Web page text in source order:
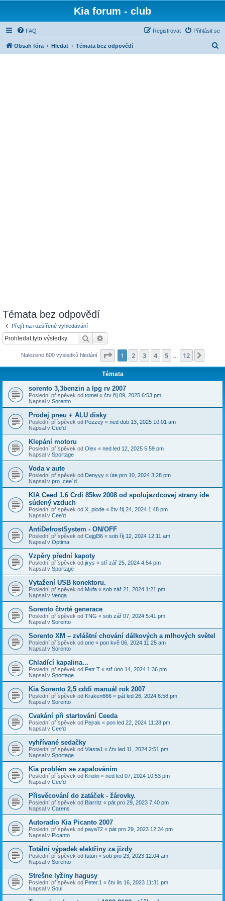
Kia forum - club
FAQ Přihlásit se
Registrovat
Obsah fóra Hledat Témata bez odpovědí
Témata bez odpovědí
Přejít na rozšířené vyhledávání
Hledat
Nalezeno 600 výsledků hledání Stránka z 12
1 2 3 4 5 12
Témata
sorento 3,3benzin a lpg rv 2007
Poslední příspěvek od tomei « čtv říj 09, 2025 6:53 pm
Napsal v Sorento
Prodej pneu + ALU disky
Poslední příspěvek od Pezzey « ned dub 13, 2025 10:01 am
Napsal v Cee'd
Klepání motoru
Poslední příspěvek od Olex « ned led 12, 2025 5:59 pm
Napsal v Sportage
Voda v aute
Poslední příspěvek od Denyyy « úte pro 10, 2024 3:28 pm
Napsal v pro_cee´d
KIA Ceed 1.6 Crdi 85kw 2008 od spolujazdcovej strany ide
súdený vzduch
Poslední příspěvek od X_plode « čtv říj 24, 2024 1:48 pm
Napsal v Cee'd
AntiDefrostSystem - ON/OFF
Poslední příspěvek od Cejgl36 « sob říj 12, 2024 12:11 am
Napsal v Optima
Vzpěry přední kapoty
Poslední příspěvek od jirys « stř zář 25, 2024 4:54 pm
Napsal v Sportage
Vytažení USB konektoru.
Poslední příspěvek od Mufa « sob zář 21, 2024 1:21 pm
Napsal v Venga
Sorento čtvrté generace
Poslední příspěvek od TNG « sob zář 07, 2024 5:41 pm
Napsal v Sorento
Sorento XM – zvláštní chování dálkových a mlhových světel
Poslední příspěvek od one « pon kvě 06, 2024 11:25 am
Napsal v Sorento
Chladící kapalina...
Poslední příspěvek od Petr T « stř úno 14, 2024 1:36 pm
Napsal v Sportage
Kia Sorento 2,5 cddi manuál rok 2007
Poslední příspěvek od Kraken666 « pát led 26, 2024 6:58 pm
Napsal v Sorento
Cvakání při startování Ceeda
Poslední příspěvek od Pejrak « pon led 22, 2024 11:28 pm
Napsal v Cee'd
vyhřívané sedačky
Poslední příspěvek od Vlasta1 « čtv led 11, 2024 2:51 pm
Napsal v Sportage
Kia problém se zapalováním
Poslední příspěvek od Kriolin « ned led 07, 2024 10:53 pm
Napsal v Cee'd
Přisvěcování do zatáček - žárovky.
Poslední příspěvek od Biarritz « pát pro 29, 2023 7:40 pm
Napsal v Carens
Autoradio Kia Picanto 2007
Poslední příspěvek od paya72 « pát pro 29, 2023 12:34 pm
Napsal v Picanto
Totální výpadek elektřiny za jízdy
Poslední příspěvek od tutun « sob pro 23, 2023 12:04 am
Napsal v Sorento
Strešne lyžiny hagusy
Poslední příspěvek od Peter.1 « čtv lis 16, 2023 11:31 pm
Napsal v Soul